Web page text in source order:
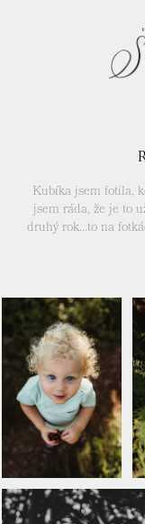
Kubíka jsem fotila,
jsem ráda, že je to
druhý rok...to na